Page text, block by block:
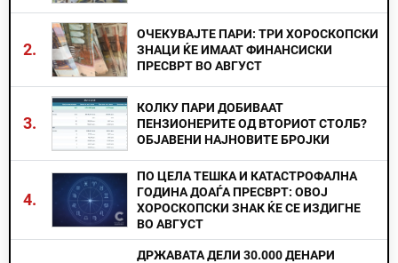
2.
ОЧЕКУВАЈТЕ ПАРИ: ТРИ ХОРОСКОПСКИ
ЗНАЦИ ЌЕ ИМААТ ФИНАНСИСКИ
ПРЕСВРТ ВО АВГУСТ
3.
КОЛКУ ПАРИ ДОБИВААТ
ПЕНЗИОНЕРИТЕ ОД ВТОРИОТ СТОЛБ?
ОБЈАВЕНИ НАЈНОВИТЕ БРОЈКИ
4.
ПО ЦЕЛА ТЕШКА И КАТАСТРОФАЛНА
ГОДИНА ДОАЃА ПРЕСВРТ: ОВОЈ
ХОРОСКОПСКИ ЗНАК ЌЕ СЕ ИЗДИГНЕ
ВО АВГУСТ
ДРЖАВАТА ДЕЛИ 30.000 ДЕНАРИ